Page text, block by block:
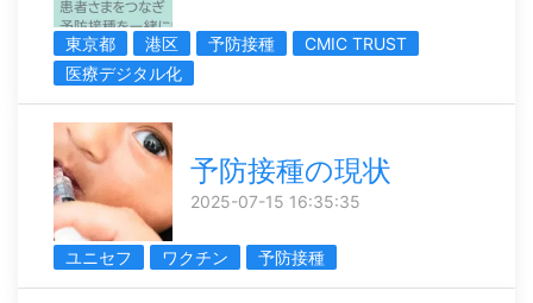
東京都 港区 予防接種
CMIC TRUST
医療デジタル化
予防接種の現状
2025-07-15 16:35:35
ユニセフ ワクチン 予防接種